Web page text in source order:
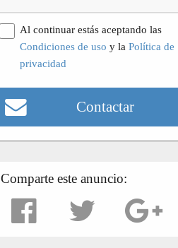
Al continuar estás aceptando las
Condiciones de uso y laPolítica de
privacidad
Contactar
Comparte este anuncio: